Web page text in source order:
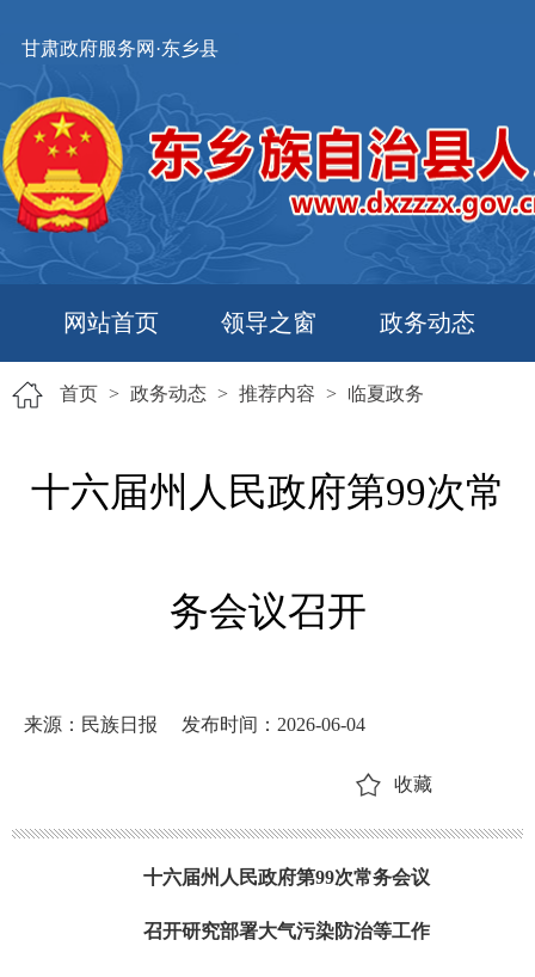
甘肃政府服务网·东乡县
网站首页 领导之窗 政务动态
首页 > 政务动态 > 推荐内容 > 临夏政务
十六届州人民政府第99次常
务会议召开
来源：民族日报 发布时间：2026-06-04
收藏
十六届州人民政府第99次常务会议
召开研究部署大气污染防治等工作